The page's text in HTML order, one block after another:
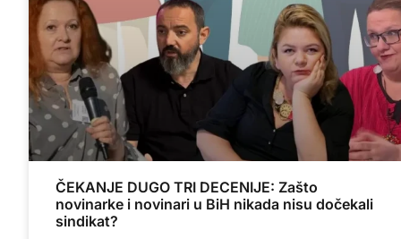
ČEKANJE DUGO TRI DECENIJE: Zašto
novinarke i novinari u BiH nikada nisu dočekali
sindikat?